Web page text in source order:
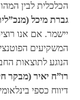
הכלכלית לבין
גברת מיכל
יישמר. אם אנו
המשקיעים
הנוגע לתוצאות
רו”ח יאיר (מבקר
דיווח כספי